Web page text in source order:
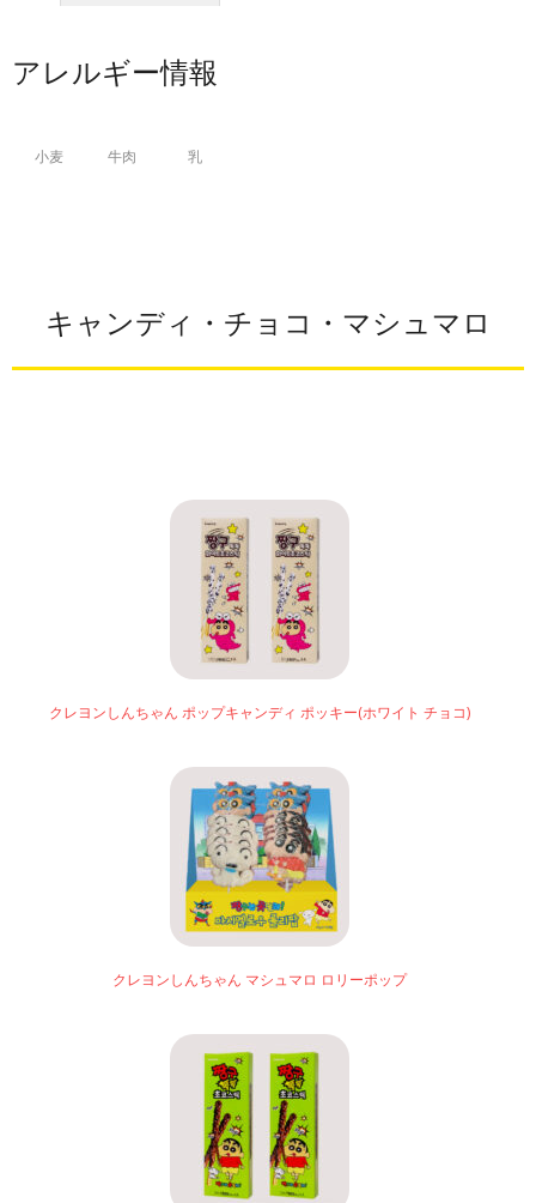
アレルギー情報
小麦 牛肉 乳
キャンディ・チョコ・マシュマロ
クレヨンしんちゃん ポップキャンディ ポッキー(ホワイト チョコ)
クレヨンしんちゃん マシュマロ ロリーポップ